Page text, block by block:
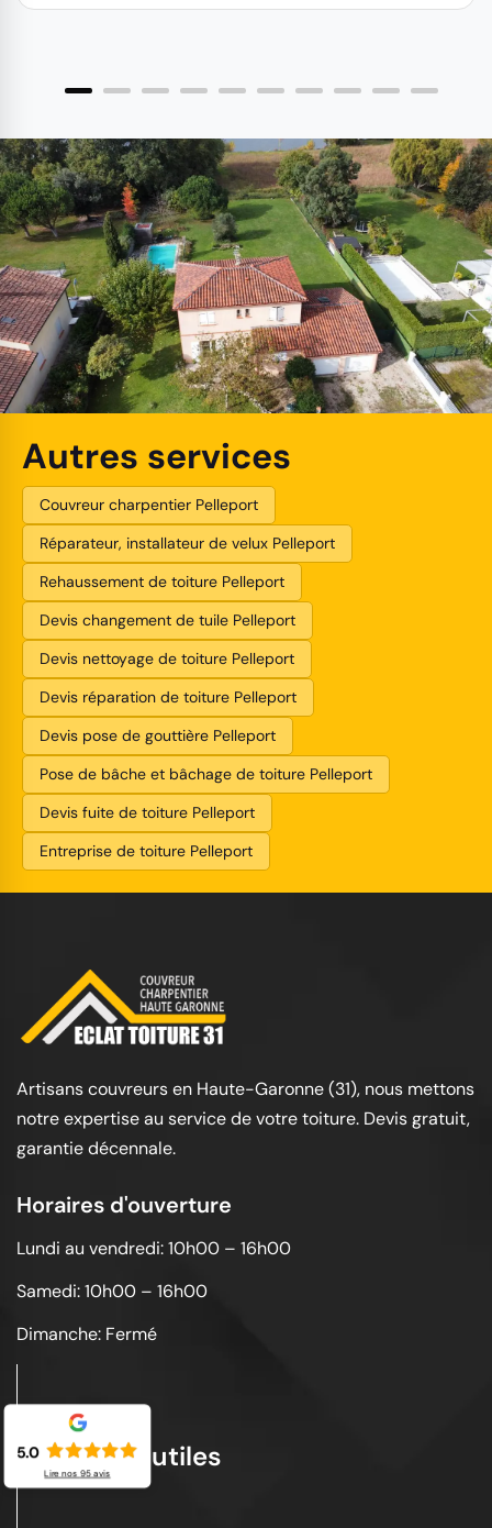
Autres services
Couvreur charpentier Pelleport
Réparateur, installateur de velux Pelleport
Rehaussement de toiture Pelleport
Devis changement de tuile Pelleport
Devis nettoyage de toiture Pelleport
Devis réparation de toiture Pelleport
Devis pose de gouttière Pelleport
Pose de bâche et bâchage de toiture Pelleport
Devis fuite de toiture Pelleport
Entreprise de toiture Pelleport
Artisans couvreurs en Haute-Garonne (31), nous mettons
notre expertise au service de votre toiture. Devis gratuit,
garantie décennale.
Horaires d'ouverture
Lundi au vendredi: 10h00 – 16h00
Samedi: 10h00 – 16h00
Dimanche: Fermé
Liens utiles
5.0
Lire nos 95avis